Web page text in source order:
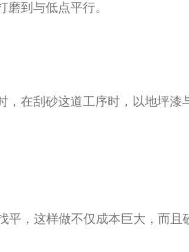
到与低点平行。
在刮砂这道工序时，以地坪
，这样做不仅成本巨大，而